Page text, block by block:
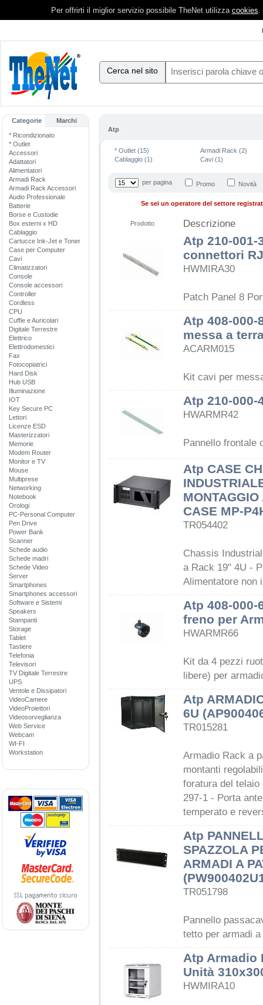
Per offrirti il miglior servizio possibile TheNet utilizza cookies.
Cerca nel sito
Categorie Marchi
* Ricondizionato
* Outlet
Accessori
Adattatori
Alimentatori
Armadi Rack
Armadi Rack Accessori
Audio Professionale
Batterie
Borse e Custodie
Box esterni x HD
Cablaggio
Cartucce Ink-Jet e Toner
Case per Computer
Cavi
Climatizzatori
Console
Console accessori
Controller
Cordless
CPU
Cuffie e Auricolari
Digitale Terrestre
Elettrico
Elettrodomestici
Fax
Fotocopiatrici
Hard Disk
Hub USB
Illuminazione
IOT
Key Secure PC
Lettori
Licenze ESD
Masterizzatori
Memorie
Modem Router
Monitor e TV
Mouse
Multiprese
Networking
Notebook
Orologi
PC-Personal Computer
Pen Drive
Power Bank
Scanner
Schede audio
Schede madri
Schede Video
Server
Smartphones
Smartphones accessori
Software e Sistemi
Speakers
Stampanti
Storage
Tablet
Tastiere
Telefonia
Televisori
TV Digitale Terrestre
UPS
Ventole e Dissipatori
VideoCamere
VideoProiettori
Videosorveglianza
Web Service
Webcam
WI-FI
Workstation
Atp
* Outlet (15)
Armadi Rack (2)
Cablaggio (1)
Cavi (1)
per pagina Promo Novità
Se sei un operatore del settore
Prodotto Descrizione
Atp 210-
connettori
HWMIRA30
Patch Panel 8
Atp 408-
messa a
ACARM015
Kit cavi per
Atp 210-
HWARMR42
Pannello frontale
Atp CASE
CASE MP-
TR054402
Chassis
a Rack 19" 4U -
Alimentatore non
Atp 408-
freno per
HWARMR66
Kit da 4 pezzi
libere) per
Atp
6U
TR015281
Armadio Rack a
montanti
foratura del
297-1 - Porta
temperato e
Atp
SPAZZOLA
ARMADI A
TR051798
Pannello
tetto per armadi
Atp Armadio
Unità
HWMIRA10